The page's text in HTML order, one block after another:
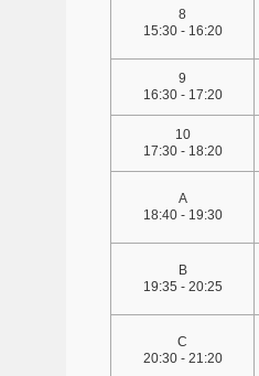
8
15:30 - 16:20
9
16:30 - 17:20
10
17:30 - 18:20
A
18:40 - 19:30
B
19:35 - 20:25
C
20:30 - 21:20